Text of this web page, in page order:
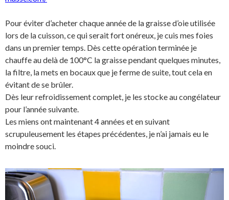
Pour éviter d’acheter chaque année de la graisse d’oie utilisée
lors de la cuisson, ce qui serait fort onéreux, je cuis mes foies
dans un premier temps. Dès cette opération terminée je
chauffe au delà de 100°C la graisse pendant quelques minutes,
la filtre, la mets en bocaux que je ferme de suite, tout cela en
évitant de se brûler.
Dès leur refroidissement complet, je les stocke au congélateur
pour l’année suivante.
Les miens ont maintenant 4 années et en suivant
scrupuleusement les étapes précédentes, je n’ai jamais eu le
moindre souci.